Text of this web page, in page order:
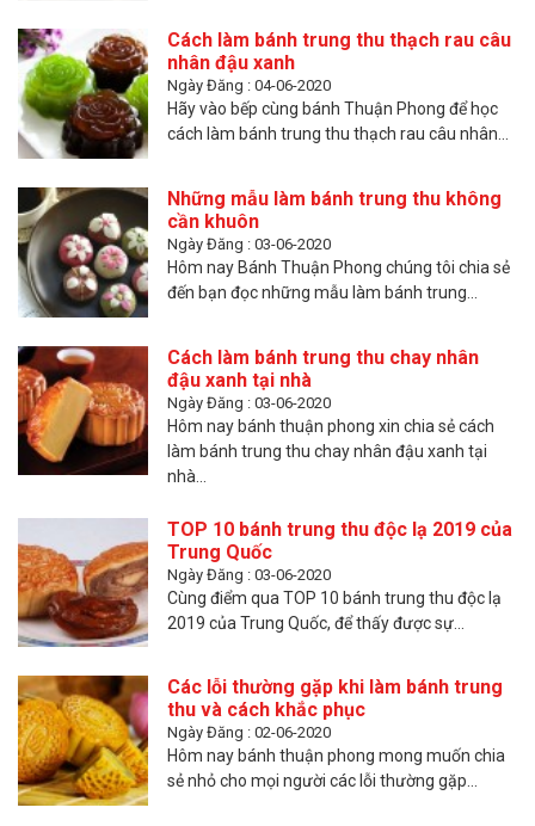
Cách làm bánh trung thu thạch rau câu
nhân đậu xanh
Ngày Đăng : 04-06-2020
Hãy vào bếp cùng bánh Thuận Phong để học
cách làm bánh trung thu thạch rau câu nhân...
Những mẫu làm bánh trung thu không
cần khuôn
Ngày Đăng : 03-06-2020
Hôm nay Bánh Thuận Phong chúng tôi chia sẻ
đến bạn đọc những mẫu làm bánh trung...
Cách làm bánh trung thu chay nhân
đậu xanh tại nhà
Ngày Đăng : 03-06-2020
Hôm nay bánh thuận phong xin chia sẻ cách
làm bánh trung thu chay nhân đậu xanh tại
nhà...
TOP 10 bánh trung thu độc lạ 2019 của
Trung Quốc
Ngày Đăng : 03-06-2020
Cùng điểm qua TOP 10 bánh trung thu độc lạ
2019 của Trung Quốc, để thấy được sự...
Các lỗi thường gặp khi làm bánh trung
thu và cách khắc phục
Ngày Đăng : 02-06-2020
Hôm nay bánh thuận phong mong muốn chia
sẻ nhỏ cho mọi người các lỗi thường gặp...